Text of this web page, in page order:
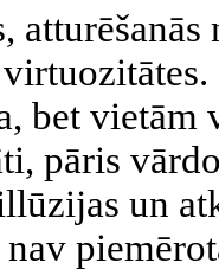
bet vietām
pāris
un